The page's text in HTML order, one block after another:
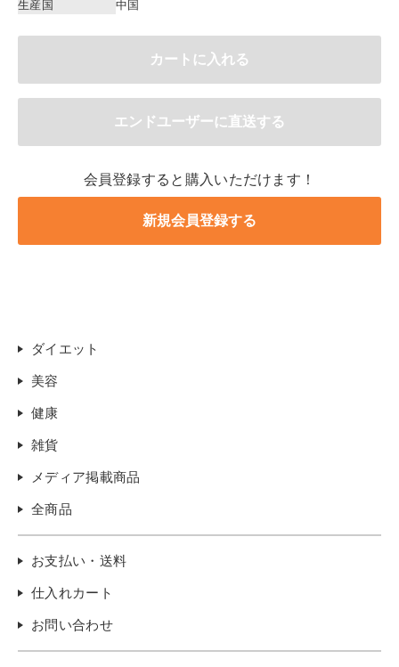
生産国
中国
会員登録すると購入いただけます！
ダイエット
美容
健康
雑貨
メディア掲載商品
全商品
お支払い・送料
仕入れカート
お問い合わせ